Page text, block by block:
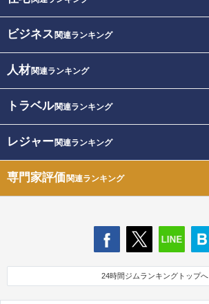
ビジネス 関連ランキング
人材関連ランキング
トラベル関連ランキング
レジャー関連ランキング
専門家評価関連ランキング
24時間ジムランキングトップへ